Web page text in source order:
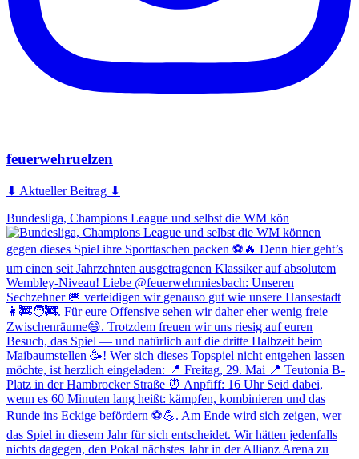
feuerwehruelzen
⬇ Aktueller Beitrag ⬇
Bundesliga, Champions League und selbst die WM kön